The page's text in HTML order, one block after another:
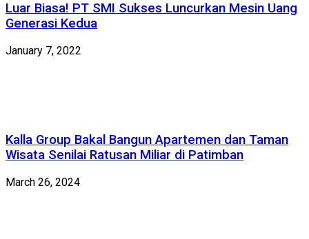
Luar Biasa! PT SMI Sukses Luncurkan Mesin Uang
Generasi Kedua
January 7, 2022
Kalla Group Bakal Bangun Apartemen dan Taman
Wisata Senilai Ratusan Miliar di Patimban
March 26, 2024